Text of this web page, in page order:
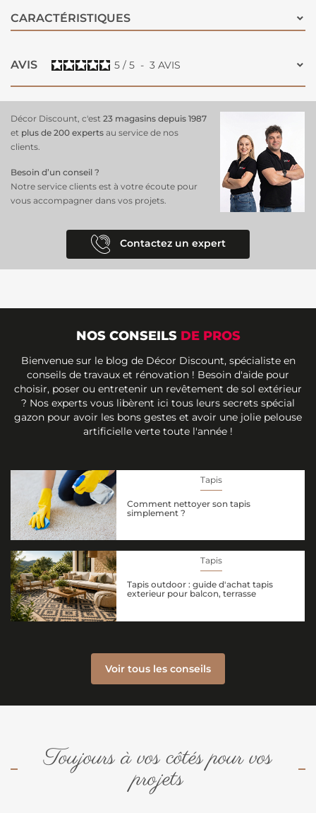
CARACTÉRISTIQUES
AVIS 5 / 5 - 3 AVIS
Décor Discount, c'est 23 magasins depuis 1987
et plus de 200 experts au service de nos
clients.
Besoin d’un conseil ?
Notre service clients est à votre écoute pour
vous accompagner dans vos projets.
Contactez un expert
NOS CONSEILS DE PROS
Bienvenue sur le blog de Décor Discount, spécialiste en
conseils de travaux et rénovation ! Besoin d'aide pour
choisir, poser ou entretenir un revêtement de sol extérieur
? Nos experts vous libèrent ici tous leurs secrets spécial
gazon pour avoir les bons gestes et avoir une jolie pelouse
artificielle verte toute l'année !
Tapis
Comment nettoyer son tapis
simplement ?
Tapis
Tapis outdoor : guide d'achat tapis
exterieur pour balcon, terrasse
Voir tous les conseils
Toujours à vos côtés pour vos
projets